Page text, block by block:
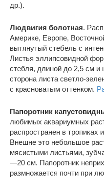
др.).
Людвигия болотная.
Америке, Европе,
вытянутый стебель с
Листья эллипсовидной
стебля, длиной до 2,5 см и
сторона листа светло-
с красноватым оттенком.
Папоротник
любимых аквариумных
распространен в тропиках
Внешне это небольшое
мясистыми листьями,
—20 см. Папоротник
размножается почти при